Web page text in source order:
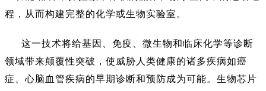
程，从而构建完整的化学或生物实验室。
这一技术将给基因、免疫、微生物和临床化学等诊断
领域带来颠覆性突破，使威胁人类健康的诸多疾病如癌
症、心脑血管疾病的早期诊断和预防成为可能。生物芯片